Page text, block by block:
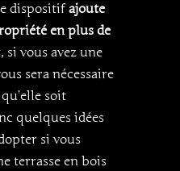
dispositif ajoute
en plus de
si vous avez une
sera nécessaire
soit
quelques idées
si vous
terrasse en bois